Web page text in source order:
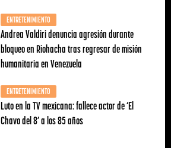
ENTRETENIMIENTO
Andrea Valdiri denuncia agresión durante
bloqueo en Riohacha tras regresar de misión
humanitaria en Venezuela
ENTRETENIMIENTO
Luto en la TV mexicana: fallece actor de ‘El
Chavo del 8’ a los 85 años